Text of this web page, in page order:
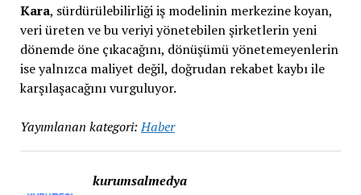
Kara, sürdürülebilirliği iş modelinin merkezine koyan,
veri üreten ve bu veriyi yönetebilen şirketlerin yeni
dönemde öne çıkacağını, dönüşümü yönetemeyenlerin
ise yalnızca maliyet değil, doğrudan rekabet kaybı ile
karşılaşacağını vurguluyor.
Yayımlanan kategori: Haber
kurumsalmedya